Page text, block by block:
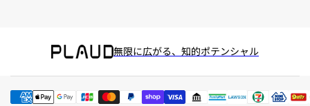
無限に広がる、知的ポテンシャル